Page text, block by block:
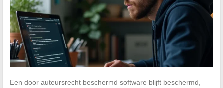
Een door auteursrecht beschermd software blijft beschermd,